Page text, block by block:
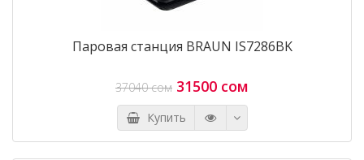
Паровая станция BRAUN IS7286BK
37040 сом 31500 сом
Купить